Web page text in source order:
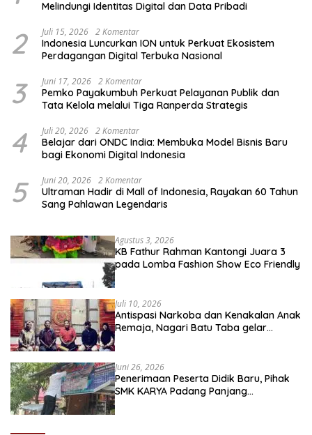
Melindungi Identitas Digital dan Data Pribadi
2 Juli 15, 2026 2 Komentar
Indonesia Luncurkan ION untuk Perkuat Ekosistem
Perdagangan Digital Terbuka Nasional
3 Juni 17, 2026 2 Komentar
Pemko Payakumbuh Perkuat Pelayanan Publik dan
Tata Kelola melalui Tiga Ranperda Strategis
4 Juli 20, 2026 2 Komentar
Belajar dari ONDC India: Membuka Model Bisnis Baru
bagi Ekonomi Digital Indonesia
5 Juni 20, 2026 2 Komentar
Ultraman Hadir di Mall of Indonesia, Rayakan 60 Tahun
Sang Pahlawan Legendaris
Agustus 3, 2026
KB Fathur Rahman Kantongi Juara 3
pada Lomba Fashion Show Eco Friendly
Juli 10, 2026
Antispasi Narkoba dan Kenakalan Anak
Remaja, Nagari Batu Taba gelar
Juni 26, 2026
Penerimaan Peserta Didik Baru, Pihak
SMK KARYA Padang Panjang